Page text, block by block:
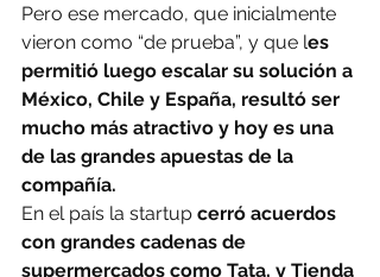
Pero ese mercado, que inicialmente
vieron como “de prueba”, y que les
permitió luego escalar su solución a
México, Chile y España, resultó ser
mucho más atractivo y hoy es una
de las grandes apuestas de la
compañía.
En el país la startup cerró acuerdos
con grandes cadenas de
supermercados como Tata, y Tienda